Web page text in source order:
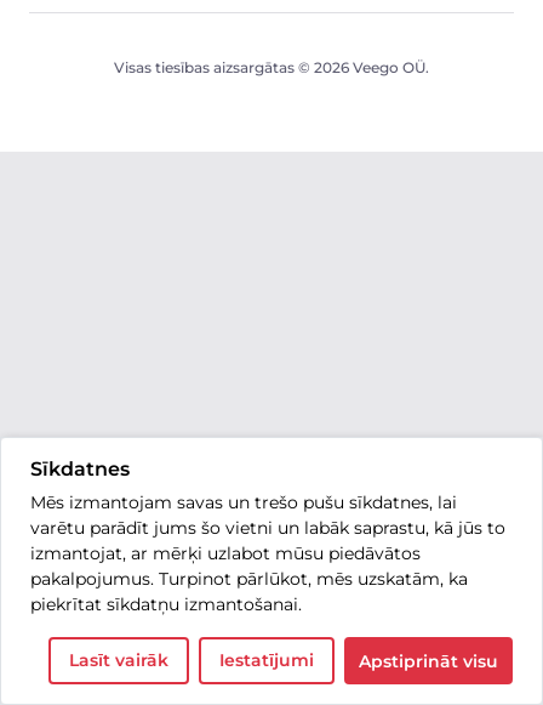
Sīkdatnes
Mēs izmantojam savas un trešo pušu sīkdatnes, lai
varētu parādīt jums šo vietni un labāk saprastu, kā jūs to
izmantojat, ar mērķi uzlabot mūsu piedāvātos
pakalpojumus. Turpinot pārlūkot, mēs uzskatām, ka
piekrītat sīkdatņu izmantošanai.
Lasīt vairāk Iestatījumi Apstiprināt visu
Visas tiesības aizsargātas © 2026 Veego OÜ.